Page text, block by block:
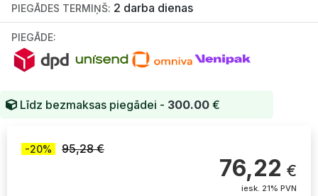
PIEGĀDES TERMIŅŠ: 2 darba dienas
PIEGĀDE:
Līdz bezmaksas piegādei - 300.00 €
-20% 95,28 €
76,22 €
iesk. 21% PVN